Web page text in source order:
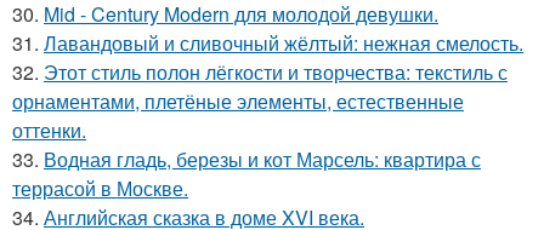
30. Mid - Century Modern для молодой девушки.
31. Лавандовый и сливочный жёлтый: нежная смелость.
32. Этот стиль полон лёгкости и творчества: текстиль с
орнаментами, плетёные элементы, естественные
оттенки.
33. Водная гладь, березы и кот Марсель: квартира с
террасой в Москве.
34. Английская сказка в доме XVI века.